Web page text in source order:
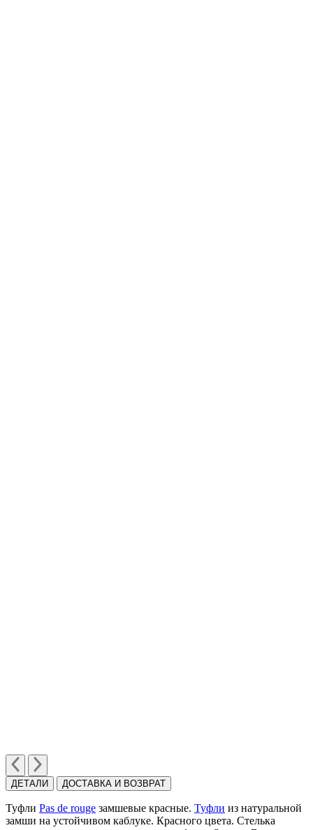
ДЕТАЛИ ДОСТАВКА И ВОЗВРАТ
Туфли Pas de rouge замшевые красные. Туфли из натуральной
замши на устойчивом каблуке. Красного цвета. Стелька